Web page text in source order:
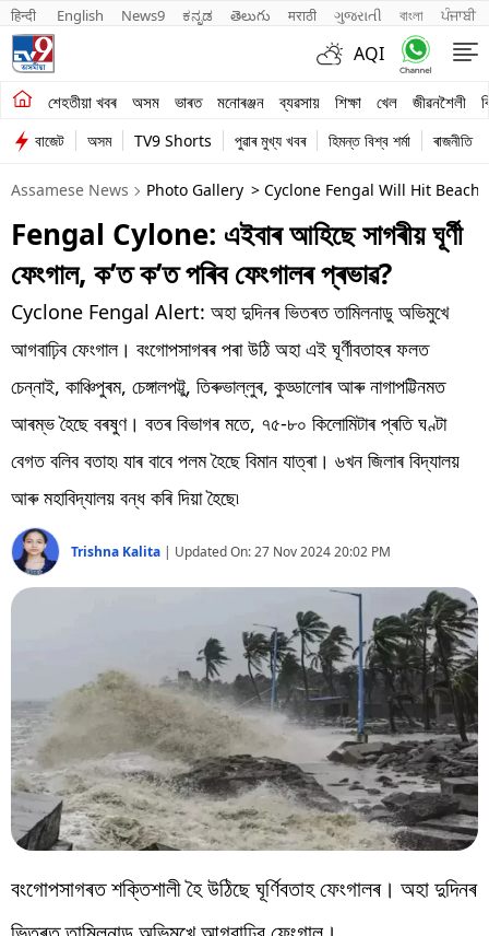
हिन्दी English News9 ಕನ್ನಡ తెలుగు मराठी ગુજરાતી বাংলা ਪੰਜਾਬੀ
AQI
শেহতীয়া খবৰ অসম ভাৰত মনোৰঞ্জন ব্যৱসায় শিক্ষা খেল জীৱনশৈলী
শেহতীয়া খবৰ
অসম
ভাৰত
মনোৰঞ্জন
শিক্ষা
খেল
জীৱনশৈলী
বিশ্ব
প্ৰযুক্তি
Videos
বাজেট অসম TV9 Shorts পুৱাৰ মুখ্য খবৰ হিমন্ত বিশ্ব শৰ্মা ৰাজনীতি
Assamese News Photo Gallery > Cyclone Fengal Will Hit Beach
Fengal Cylone: এইবাৰ আহিছে সাগৰীয় ঘূৰ্ণী
ফেংগাল, ক’ত ক’ত পৰিব ফেংগালৰ প্ৰভাৱ?
Cyclone Fengal Alert: অহা দুদিনৰ ভিতৰত তামিলনাডু অভিমুখে
আগবাঢ়িব ফেংগাল। বংগোপসাগৰৰ পৰা উঠি অহা এই ঘূৰ্ণীবতাহৰ ফলত
চেন্নাই, কাঞ্চিপুৰম, চেঙ্গালপট্টু, তিৰুভাল্লুৰ, কুড্ডালোৰ আৰু নাগাপট্টিনমত
আৰম্ভ হৈছে বৰষুণ। বতৰ বিভাগৰ মতে, ৭৫-৮০ কিলোমিটাৰ প্ৰতি ঘণ্টা
বেগত বলিব বতাহ৷ যাৰ বাবে পলম হৈছে বিমান যাত্ৰা। ৬খন জিলাৰ বিদ্যালয়
আৰু মহাবিদ্যালয় বন্ধ কৰি দিয়া হৈছে৷
Trishna Kalita | Updated On:27 Nov 2024 20:02 PM
বংগোপসাগৰত শক্তিশালী হৈ উঠিছে ঘূৰ্ণিবতাহ ফেংগালৰ। অহা দুদিনৰ